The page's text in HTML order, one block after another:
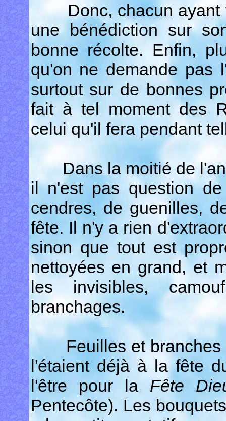
Donc, chacun ayant
une bénédiction sur
bonne récolte. Enfin,
qu'on ne demande pas
surtout sur de bonnes
fait à tel moment des
celui qu'il fera pendant
Dans la moitié de
il n'est pas question
cendres, de guenilles,
fête. Il n'y a rien
sinon que tout est
nettoyées en grand, et
les invisibles,
branchages.
Feuilles et branches
l'étaient déjà à la fête
l'être pour la Fête
Pentecôte). Les